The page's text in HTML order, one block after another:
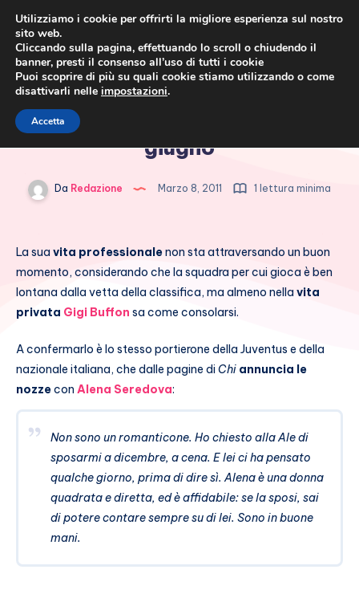
Buffon – Seredova sposi a
giugno
Da Redazione Marzo 8, 2011 1 lettura minima
La sua vita professionalenon sta attraversando un buon
momento, considerando che la squadra per cui gioca è ben
lontana dalla vetta della classifica, ma almeno nella vita
privata Gigi Buffon sa come consolarsi.
A confermarlo è lo stesso portierone della Juventus e della
nazionale italiana, che dalle pagine diChi annuncia le
nozzecon Alena Seredova:
Non sono un romanticone. Ho chiesto alla Ale di
sposarmi a dicembre, a cena. E lei ci ha pensato
qualche giorno, prima di dire sì. Alena è una donna
quadrata e diretta, ed è affidabile: se la sposi, sai
di potere contare sempre su di lei. Sono in buone
mani.
Utilizziamo i cookie per offrirti la migliore esperienza sul nostro
sito web.
Cliccando sulla pagina, effettuando lo scroll o chiudendo il
banner, presti il consenso all’uso di tutti i cookie
Puoi scoprire di più su quali cookie stiamo utilizzando o come
disattivarli nelle impostazioni.
Accetta